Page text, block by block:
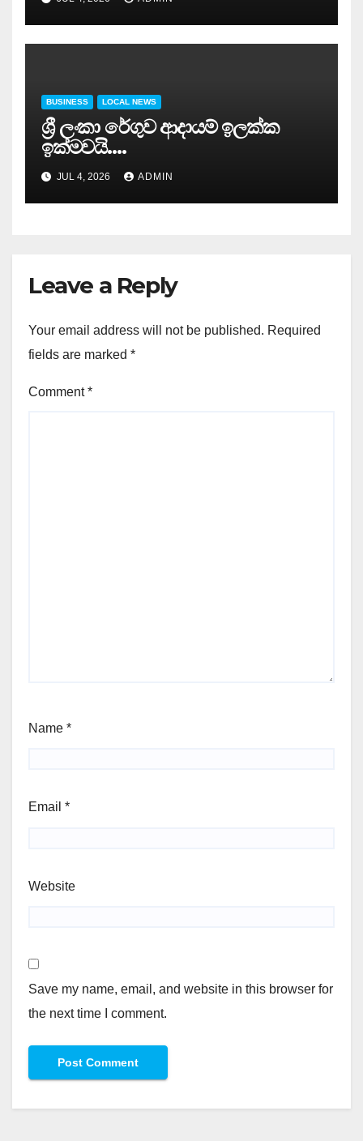
BUSINESS LOCAL NEWS
ශ්‍රී ලංකා රේගුව ආදායම් ඉලක්ක
ඉක්මවයි….
JUL 4, 2026 ADMIN
Leave a Reply
Your email address will not be published. Required
fields are marked *
Comment*
Name *
Email *
Website
Save my name, email, and website in this browser for
the next time I comment.